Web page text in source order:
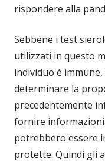
rispondere alla
Sebbene i test
utilizzati in questo
individuo è
determinare la
precedentemente
fornire
potrebbero essere
protette. Quindi gli